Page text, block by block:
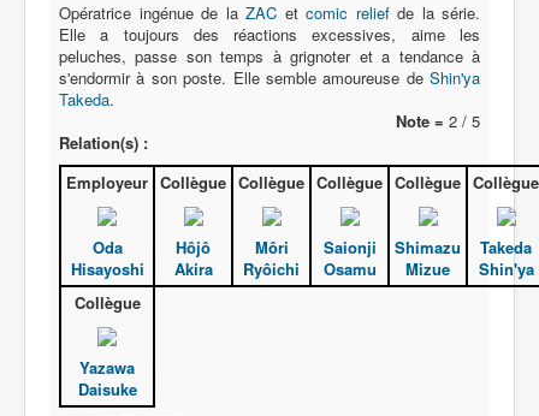
O
P
Q
R
S
U
V
Opératrice ingénue de la ZAC et comic reliefde la série.
Elle a toujours des réactions excessives, aime les
peluches, passe son temps à grignoter et a tendance à
s'endormir à son poste. Elle semble amoureuse de Shin'ya
Takeda.
Note = 2 / 5
Relation(s) :
Employeur
Oda
Hisayoshi
Collègue
Hôjô
Akira
Collègue
Môri
Ryôichi
Collègue
Saionji
Osamu
Collègue
Shimazu
Mizue
Collègue
Takeda
Shin'ya
Collègue
Yazawa
Daisuke